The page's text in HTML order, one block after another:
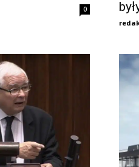
0